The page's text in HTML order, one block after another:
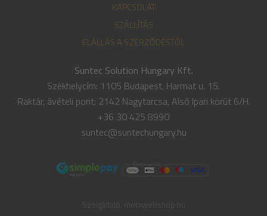
KAPCSOLAT
SZÁLLÍTÁS
ELÁLLÁS A SZERZŐDÉSTŐL
Suntec Solution Hungary Kft.
Székhelycím: 1105 Budapest, Harmat u. 15.
Raktár, ávételi pont: 2142 Nagytarcsa, Alsó Ipari körút 6/H.
+36 30 425 8990
suntec@suntechungary.hu